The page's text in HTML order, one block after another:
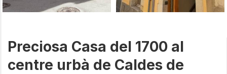
Preciosa Casa del 1700 al
centre urbà de Caldes de